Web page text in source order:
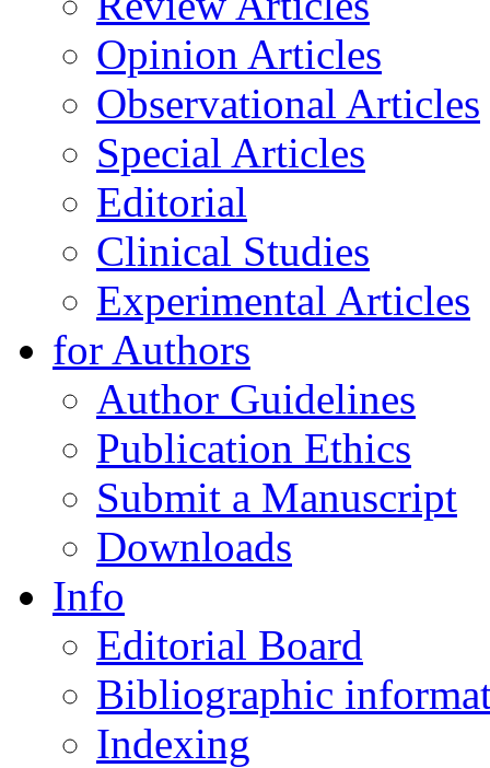
Opinion Articles
Observational Articles
Special Articles
Editorial
Clinical Studies
Experimental Articles
for Authors
Author Guidelines
Publication Ethics
Submit a Manuscript
Downloads
Info
Editorial Board
Bibliographic
Indexing